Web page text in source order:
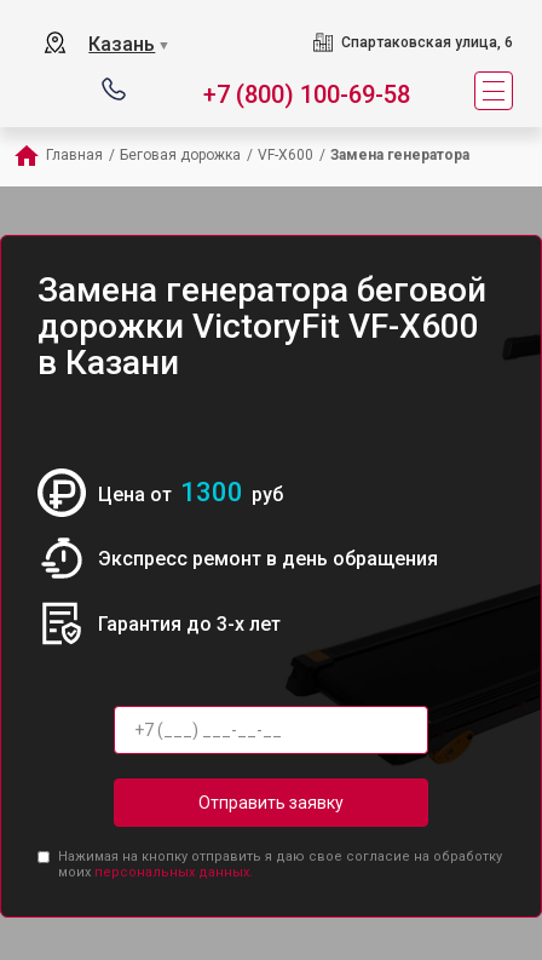
Казань ▼ Спартаковская улица, 6
+7 (800) 100-69-58
Главная / Беговая дорожка / VF-X600 / Замена генератора
Замена генератора беговой
дорожки VictoryFit VF-X600
в Казани
Цена от 1300 руб
Экспресс ремонт в день обращения
Гарантия до 3-х лет
Отправить заявку
Нажимая на кнопку отправить я даю свое согласие на обработку
моих персональных данных.